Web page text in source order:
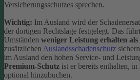
Versicherungsschutzes sprechen.
Wichtig: Im Ausland wird der
der dortigen Rechtslage festgelegt. Das
Umständen weniger Leistung erhalten
zusätzlichenAuslandsschadenschutz
im Ausland den hohen Service- und
Premium-Schutz ist er bereits enthalten, in
optional hinzubuchen.